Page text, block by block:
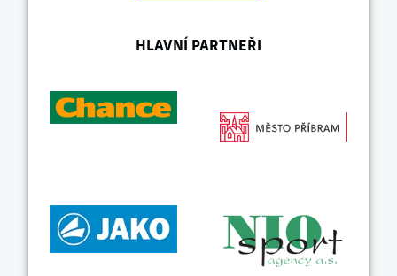
HLAVNÍ PARTNEŘI